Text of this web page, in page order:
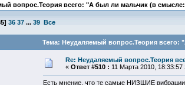
вопрос.Теория всего: "А был ли мальчик (в
] 36 37 ... 39 Все
Тема: Неудаляемый вопрос.Теория всего:
Re: Неудаляемый вопрос.Теория
« Ответ #510 : 11 Марта 2010, 18:33:57
Есть мнение, что те самые НИЗШИЕ